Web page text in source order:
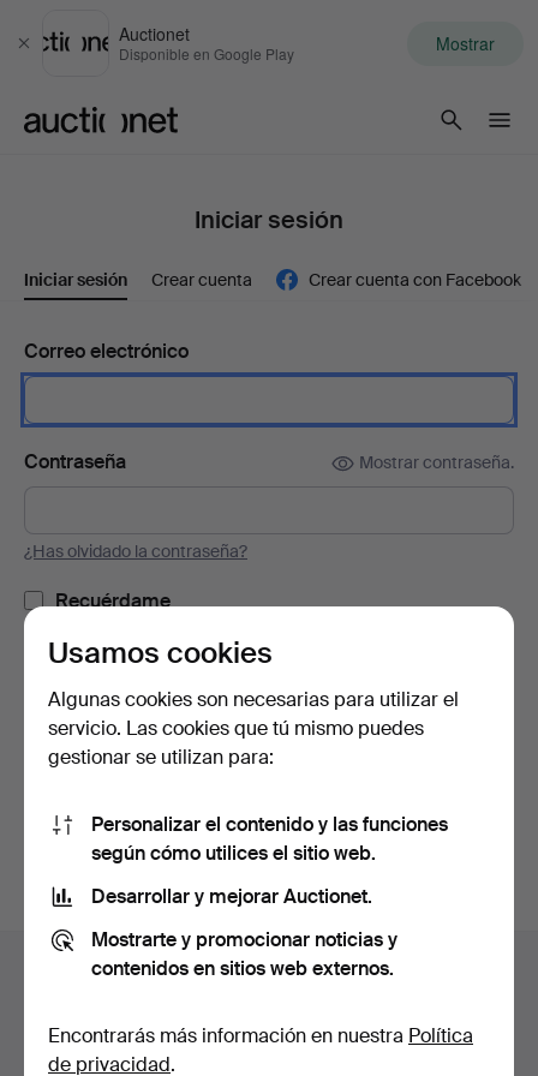
Cerrar
Auctionet
Disponible en Google Play Mostrar
Iniciar sesión
Iniciar sesión Crear cuenta Crear cuenta con Facebook
Correo electrónico
Contraseña Mostrar contraseña.
¿Has olvidado la contraseña?
Recuérdame
o iniciar sesión a través de Facebook
Navegación
pie
Ayuda y contacto
Todas las casas de subastas
Usamos cookies
Algunas cookies son necesarias para utilizar el
servicio. Las cookies que tú mismo puedes
gestionar se utilizan para:
Personalizar el contenido y las funciones
según cómo utilices el sitio web.
Desarrollar y mejorar Auctionet.
Mostrarte y promocionar noticias y
contenidos en sitios web externos.
Encontrarás más información en nuestra Política
de privacidad.